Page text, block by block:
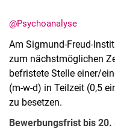
@Psychoanalyse
Am Sigmund-Freud-
zum nächstmöglichen
befristete Stelle einer/
(m-w-d) in Teilzeit (0,5
zu besetzen.
Bewerbungsfrist bis